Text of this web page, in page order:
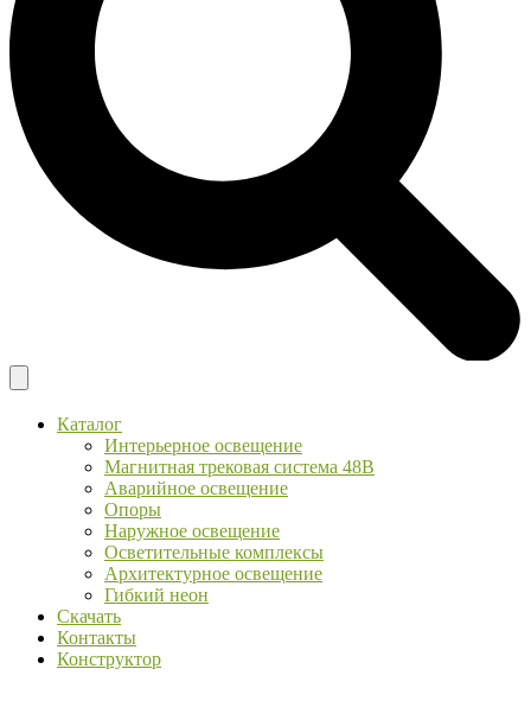
Каталог
Интерьерное освещение
Магнитная трековая система 48В
Аварийное освещение
Опоры
Наружное освещение
Осветительные комплексы
Архитектурное освещение
Гибкий неон
Скачать
Контакты
Конструктор